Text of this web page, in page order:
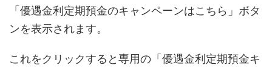
「優遇金利定期預金のキャンペーンはこちら」ボタ
ンを表示されます。
これをクリックすると専用の「優遇金利定期預金キ